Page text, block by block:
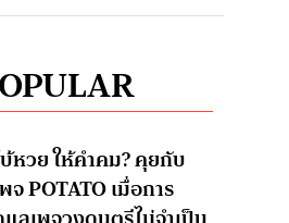
หวย ให้คำคม? คุยกับ
จ POTATO เมื่อการ